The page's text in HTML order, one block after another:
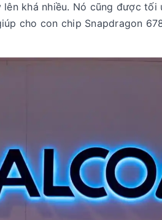
khá nhiều. Nó cũng được tối
cho con chip Snapdragon